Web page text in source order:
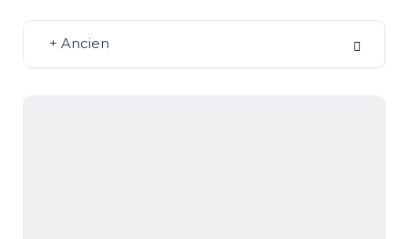
+ Ancien